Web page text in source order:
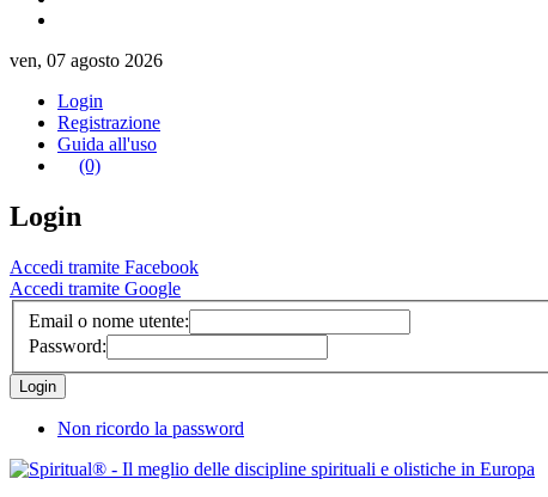
ven, 07 agosto 2026
Login
Registrazione
Guida all'uso
(0)
Login
Accedi tramite Facebook
Accedi tramite Google
Email o nome utente:
Password:
Non ricordo la password